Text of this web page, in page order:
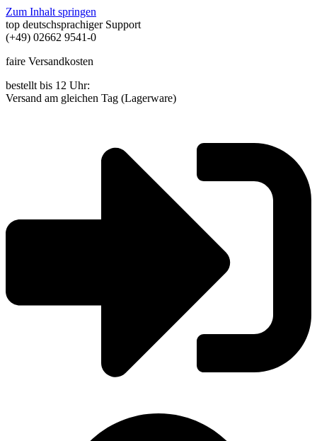
Zum Inhalt springen
top deutschsprachiger Support
(+49) 02662 9541-0
faire Versandkosten
bestellt bis 12 Uhr:
Versand am gleichen Tag (Lagerware)